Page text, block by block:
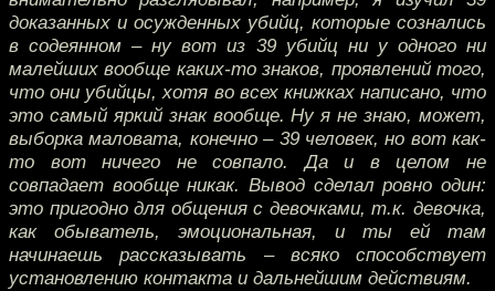
доказанных и осужденных убийц, которые сознались
в содеянном – ну вот из 39 убийц ни у одного ни
малейших вообще каких-то знаков, проявлений того,
что они убийцы, хотя во всех книжках написано, что
это самый яркий знак вообще. Ну я не знаю, может,
выборка маловата, конечно – 39 человек, но вот как-
то вот ничего не совпало. Да и в целом не
совпадает вообще никак. Вывод сделал ровно один:
это пригодно для общения с девочками, т.к. девочка,
как обыватель, эмоциональная, и ты ей там
начинаешь рассказывать – всяко способствует
установлению контакта и дальнейшим действиям.